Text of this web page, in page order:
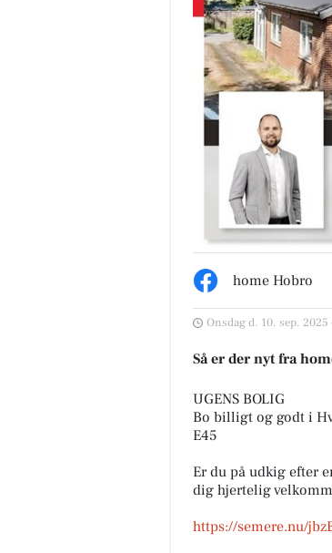
home Hobro
Onsdag d. 10. sep.
Så er der nyt fra
UGENS BOLIG
Bo billigt og godt i
E45
Er du på udkig efter
dig hjertelig
https://semere.nu/
Vi forstår
fjerne
ikke! Tag et